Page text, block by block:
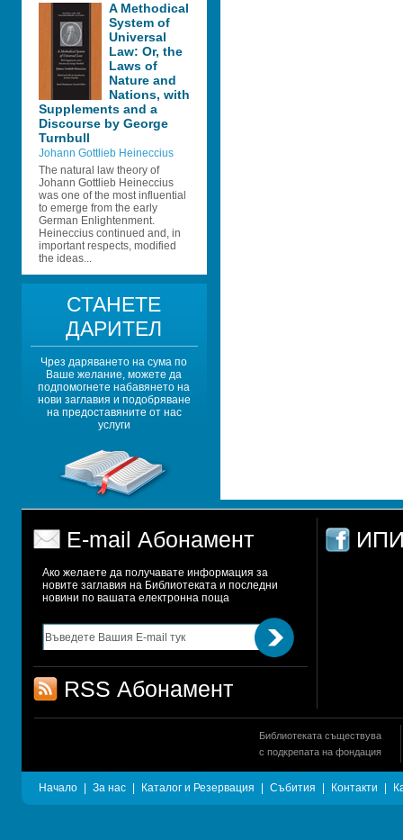
A Methodical
System of
Universal
Law: Or, the
Laws of
Nature and
Nations, with
Supplements and a
Discourse by George
Turnbull
Johann Gottlieb Heineccius
The natural law theory of
Johann Gottlieb Heineccius
was one of the most influential
to emerge from the early
German Enlightenment.
Heineccius continued and, in
important respects, modified
the ideas...
СТАНЕТЕ
ДАРИТЕЛ
Чрез даряването на сума по
Ваше желание, можете да
подпомогнете набавянето на
нови заглавия и подобряване
на предоставяните от нас
услуги
E-mail Абонамент
Ако желаете да получавате информация за
новите заглавия на Библиотеката и последни
новини по вашата електронна поща
RSS Абонамент
ИПИ
Библиотеката съществува
с подкрепата на фондация
Начало За нас Каталог и Резервация Събития Контакти